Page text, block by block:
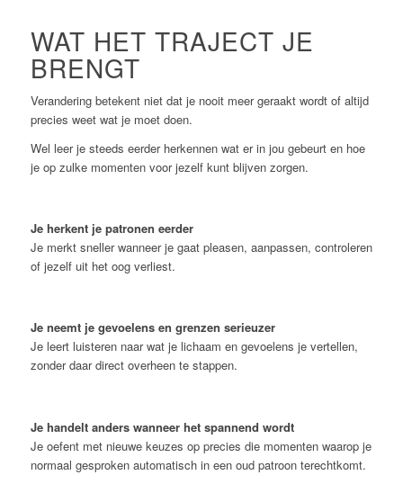
WAT HET TRAJECT JE
BRENGT
Verandering betekent niet dat je nooit meer geraakt wordt of altijd
precies weet wat je moet doen.
Wel leer je steeds eerder herkennen wat er in jou gebeurt en hoe
je op zulke momenten voor jezelf kunt blijven zorgen.
Je herkent je patronen eerder
Je merkt sneller wanneer je gaat pleasen, aanpassen, controleren
of jezelf uit het oog verliest.
Je neemt je gevoelens en grenzen serieuzer
Je leert luisteren naar wat je lichaam en gevoelens je vertellen,
zonder daar direct overheen te stappen.
Je handelt anders wanneer het spannend wordt
Je oefent met nieuwe keuzes op precies die momenten waarop je
normaal gesproken automatisch in een oud patroon terechtkomt.